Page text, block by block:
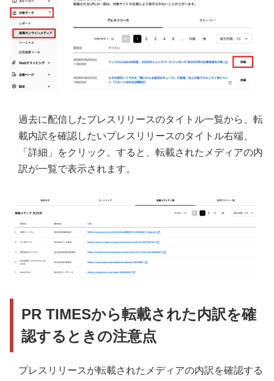
過去に配信したプレスリリースのタイトル一覧から、転
載内訳を確認したいプレスリリースのタイトル右端、
「詳細」をクリック。すると、転載されたメディアの内
訳が一覧で表示されます。
PR TIMESから転載された内訳を確
認するときの注意点
プレスリリースが転載されたメディアの内訳を確認する